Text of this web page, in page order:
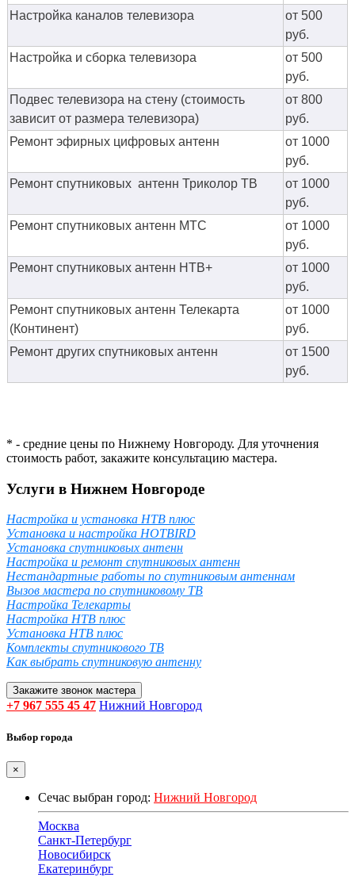
Настройка каналов телевизора
от 500
руб.
Настройка и сборка телевизора
от 500
руб.
Подвес телевизора на стену (стоимость
зависит от размера телевизора)
от 800
руб.
Ремонт эфирных цифровых антенн
от 1000
руб.
Ремонт спутниковых антенн Триколор ТВ
от 1000
руб.
Ремонт спутниковых антенн МТС
от 1000
руб.
Ремонт спутниковых антенн НТВ+
от 1000
руб.
Ремонт спутниковых антенн Телекарта
(Континент)
от 1000
руб.
Ремонт других спутниковых антенн
от 1500
руб.
* - средние цены по Нижнему Новгороду. Для уточнения
стоимость работ, закажите консультацию мастера.
Услуги в Нижнем Новгороде
Настройка и установка НТВ плюс
Установка и настройка HOTBIRD
Установка спутниковых антенн
Настройка и ремонт спутниковых антенн
Нестандартные работы по спутниковым антеннам
Вызов мастера по спутниковому ТВ
Настройка Телекарты
Настройка НТВ плюс
Установка НТВ плюс
Комплекты спутникового ТВ
Как выбрать спутниковую антенну
Закажите звонок мастера
+7 967 555 45 47 Нижний Новгород
Выбор города
×
Сечас выбран город: Нижний Новгород
Москва
Санкт-Петербург
Новосибирск
Екатеринбург